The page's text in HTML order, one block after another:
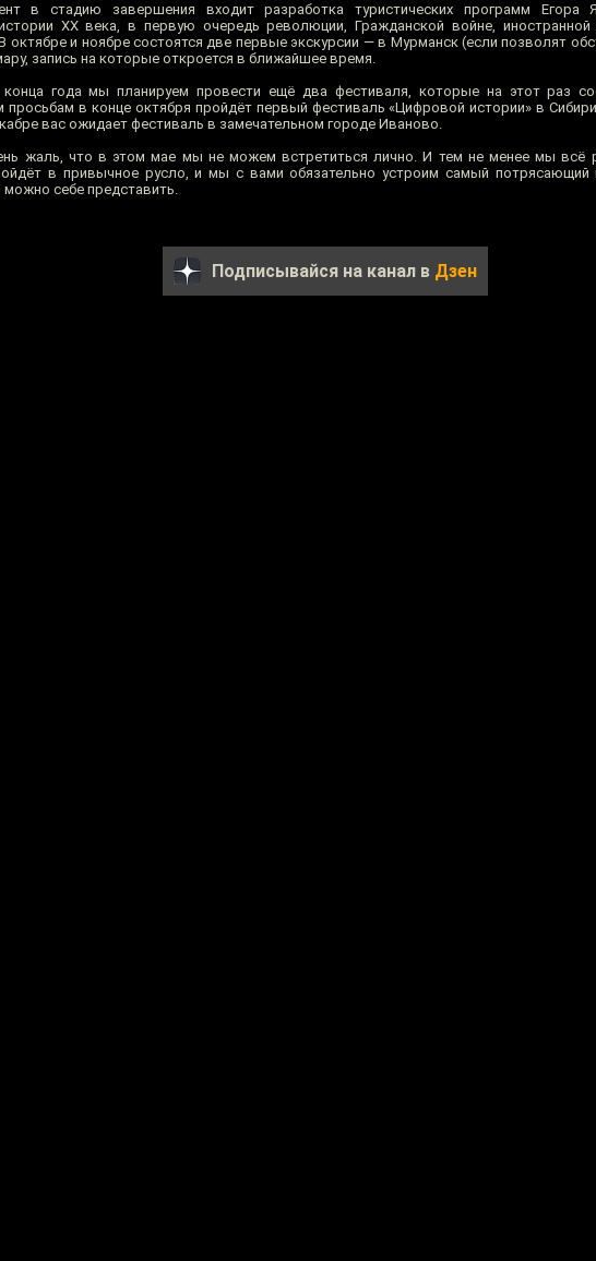
в стадию завершения входит разработка туристических программ Егора
XX века, в первую очередь революции, Гражданской войне, иностранной
октябре и ноябре состоятся две первые экскурсии — в Мурманск (если позволят
запись на которые откроется в ближайшее время.
года мы планируем провести ещё два фестиваля, которые на этот раз
просьбам в конце октября пройдёт первый фестиваль «Цифровой истории» в
вас ожидает фестиваль в замечательном городе Иваново.
жаль, что в этом мае мы не можем встретиться лично. И тем не менее мы всё
в привычное русло, и мы с вами обязательно устроим самый потрясающий
себе представить.
Подписывайся на канал в Дзен